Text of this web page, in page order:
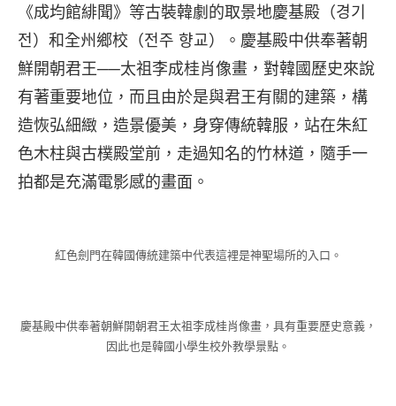
《成均館緋聞》等古裝韓劇的取景地慶基殿（경기
전）和全州鄉校（전주 향교）。慶基殿中供奉著朝
鮮開朝君王──太祖李成桂肖像畫，對韓國歷史來說
有著重要地位，而且由於是與君王有關的建築，構
造恢弘細緻，造景優美，身穿傳統韓服，站在朱紅
色木柱與古樸殿堂前，走過知名的竹林道，隨手一
拍都是充滿電影感的畫面。
紅色劍門在韓國傳統建築中代表這裡是神聖場所的入口。
慶基殿中供奉著朝鮮開朝君王太祖李成桂肖像畫，具有重要歷史意義，
因此也是韓國小學生校外教學景點。